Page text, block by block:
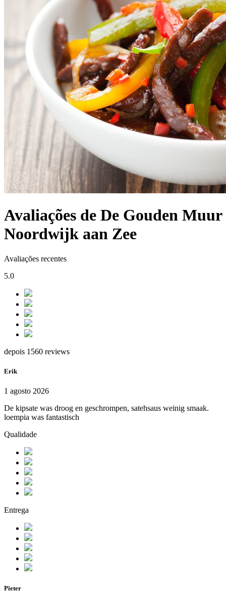
Avaliações de De Gouden Muur
Noordwijk aan Zee
Avaliações recentes
5.0
depois 1560 reviews
Erik
1 agosto 2026
De kipsate was droog en geschrompen, satehsaus weinig smaak.
loempia was fantastisch
Qualidade
Entrega
Pieter